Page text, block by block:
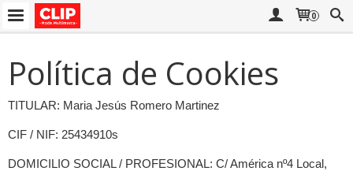
0
Política de Cookies
TITULAR: Maria Jesús Romero Martinez
CIF / NIF: 25434910s
DOMICILIO SOCIAL / PROFESIONAL: C/ América nº4 Local,